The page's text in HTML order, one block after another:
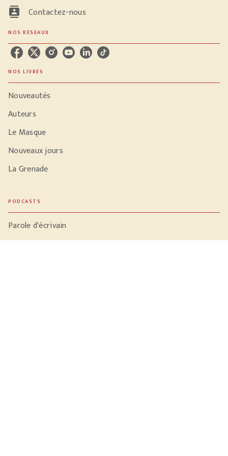
contacts Contactez-nous
NOS RÉSEAUX
NOS LIVRES
Nouveautés
Auteurs
Le Masque
Nouveaux jours
La Grenade
PODCASTS
Parole d'écrivain
Conversation dans le noir